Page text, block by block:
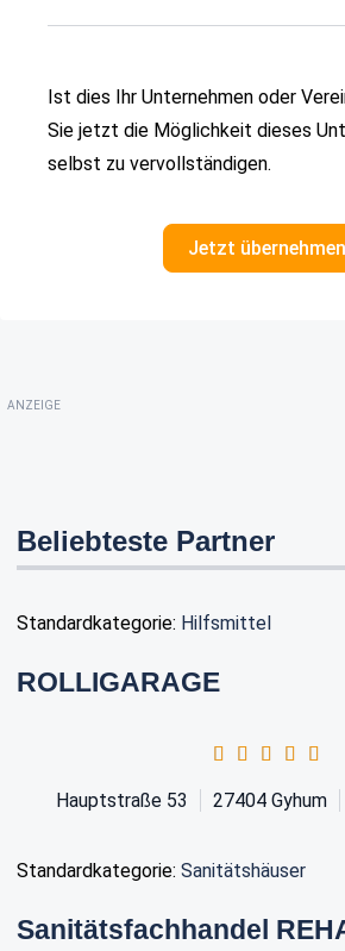
Ist dies Ihr Unternehmen oder
Sie jetzt die Möglichkeit dieses
selbst zu vervollständigen.
Jetzt übernehmen
ANZEIGE
Beliebteste Partner
Standardkategorie: Hilfsmittel
ROLLIGARAGE
Hauptstraße 53 27404 Gyhum
Standardkategorie: Sanitätshäuser
Sanitätsfachhandel